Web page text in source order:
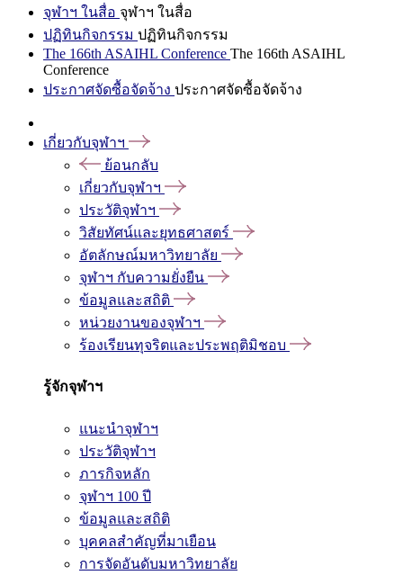
จุฬาฯ ในสื่อ จุฬาฯ ในสื่อ
ปฏิทินกิจกรรม ปฏิทินกิจกรรม
The 166th ASAIHL Conference The 166th ASAIHL
Conference
ประกาศจัดซื้อจัดจ้าง ประกาศจัดซื้อจัดจ้าง
เกี่ยวกับจุฬาฯ
ย้อนกลับ
เกี่ยวกับจุฬาฯ
ประวัติจุฬาฯ
วิสัยทัศน์และยุทธศาสตร์
อัตลักษณ์มหาวิทยาลัย
จุฬาฯ กับความยั่งยืน
ข้อมูลและสถิติ
หน่วยงานของจุฬาฯ
ร้องเรียนทุจริตและประพฤติมิชอบ
รู้จักจุฬาฯ
แนะนำจุฬาฯ
ประวัติจุฬาฯ
ภารกิจหลัก
จุฬาฯ 100 ปี
ข้อมูลและสถิติ
บุคคลสำคัญที่มาเยือน
การจัดอันดับมหาวิทยาลัย